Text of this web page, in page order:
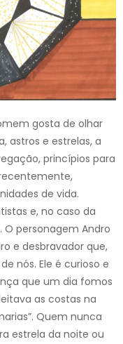
gosta de olhar
astros e estrelas, a
princípios para
de vida.
e, no caso da
O personagem Andro
e desbravador que,
nós. Ele é curioso e
que um dia fomos
as costas na
Quem nunca
estrela da noite ou